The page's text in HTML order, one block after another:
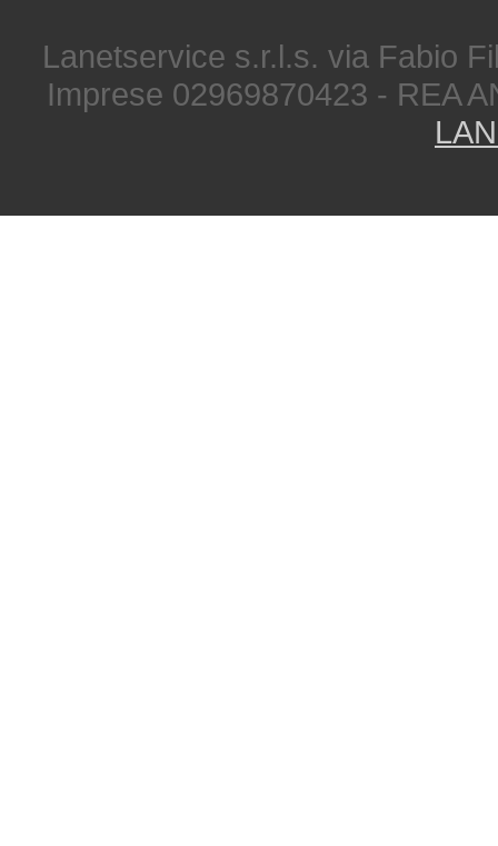
Lanetservice s.r.l.s. via Fabio
Imprese 02969870423 - REA